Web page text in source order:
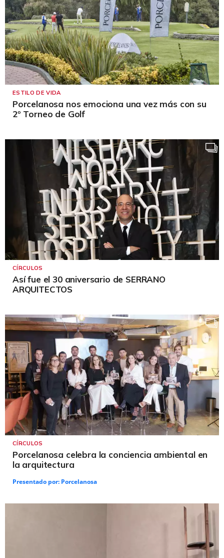
ESTILO DE VIDA
Porcelanosa nos emociona una vez más con su
2º Torneo de Golf
CÍRCULOS
Así fue el 30 aniversario de SERRANO
ARQUITECTOS
CÍRCULOS
Porcelanosa celebra la conciencia ambiental en
la arquitectura
Presentado por: Porcelanosa